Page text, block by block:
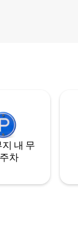
내 무
차